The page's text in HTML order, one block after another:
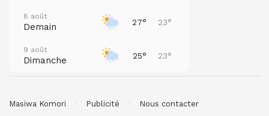
8 août
Demain 27° 23°
9 août
Dimanche 25° 23°
Masiwa Komori Publicité Nous contacter